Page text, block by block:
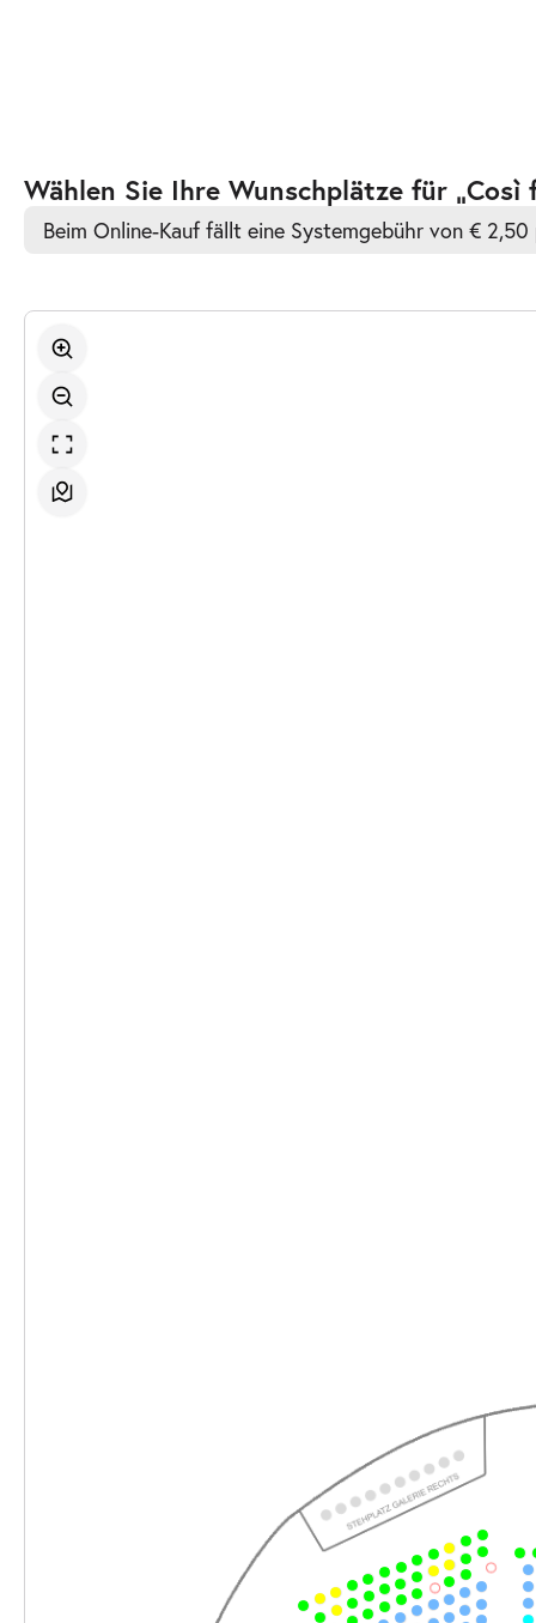
Wählen Sie Ihre Wunschplätze für
Beim Online-Kauf fällt eine Systemgebühr von € 2,50
Zur
barrierefreien
automatischen